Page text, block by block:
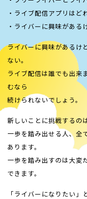
・ライブ配信アプリはど
・ライバーに興味がある
ライバーに興味があるけ
ない。
ライブ配信は誰でも出来
むなら
続けられないでしょう。
新しいことに挑戦するの
一歩を踏み出せる人、全
あります。
一歩を踏み出すのは大変
できます。
「ライバーになりたい」